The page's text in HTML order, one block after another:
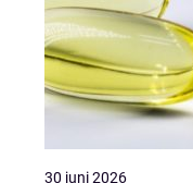
30 juni 2026